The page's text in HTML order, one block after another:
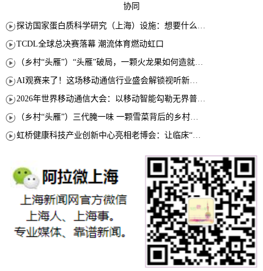
协同
探访国家蛋白质科学研究（上海）设施：想要什么蛋白 AI直接设计合成
TCDL全球总决赛落幕 潮流体育燃动虹口
（乡村“头雁”）“头雁”破局，一颗火龙果如何造就沪上乡村特色产业化路径
AI观赛来了！这场移动通信行业盛会解锁视听新玩法
2026年世界移动通信大会：以移动智能勾勒无界普惠新愿景
（乡村“头雁”）三代腌一味 一颗雪菜背后的乡村致富经
虹桥健康科技产业创新中心亮相老博会：让临床“需求”定义银发经济新生态